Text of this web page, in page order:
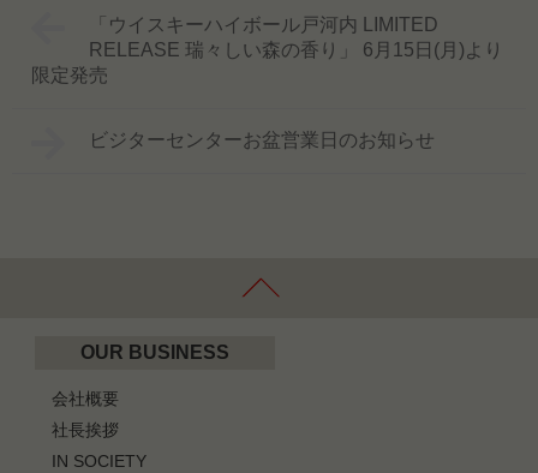
「ウイスキーハイボール戸河内 LIMITED
RELEASE 瑞々しい森の香り」 6月15日(月)より
限定発売
ビジターセンターお盆営業日のお知らせ
OUR BUSINESS
会社概要
社長挨拶
IN SOCIETY